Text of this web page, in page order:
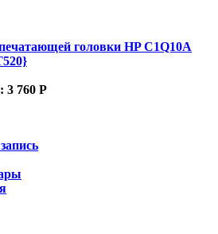
головки HP C1Q10A
3 760 Р